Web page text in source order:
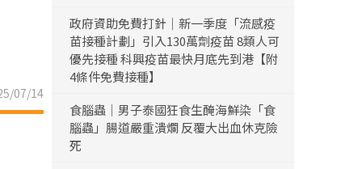
07/14
政府資助免費打針｜新一季度「流感疫
苗接種計劃」引入130萬劑疫苗 8類人可
優先接種 科興疫苗最快月底先到港【附
4條件免費接種】
食腦蟲｜男子泰國狂食生醃海鮮染「食
腦蟲」腸道嚴重潰爛 反覆大出血休克險
死